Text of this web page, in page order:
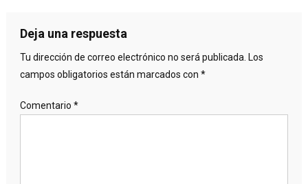
Deja una respuesta
Tu dirección de correo electrónico no será publicada. Los
campos obligatorios están marcados con *
Comentario *